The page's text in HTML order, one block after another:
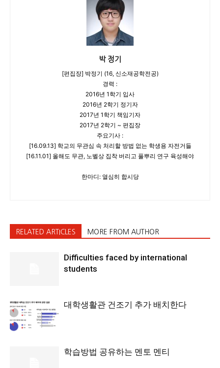
박 정기
[편집장] 박정기 (16, 신소재공학전공)
경력 :
2016년 1학기 입사
2016년 2학기 정기자
2017년 1학기 책임기자
2017년 2학기 ~ 편집장
주요기사 :
[16.09.13] 학교의 무관심 속 처리할 방법 없는 학생용 자전거들
[16.11.01] 올해도 무관, 노벨상 집착 버리고 풀뿌리 연구 육성해야
한마디: 열심히 합시당
RELATED ARTICLES MORE FROM AUTHOR
Difficulties faced by international
students
대학생활관 건조기 추가 배치한다
학습방법 공유하는 멘토 멘티